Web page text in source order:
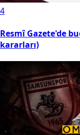
4
Resmî Gazete'de
kararları)